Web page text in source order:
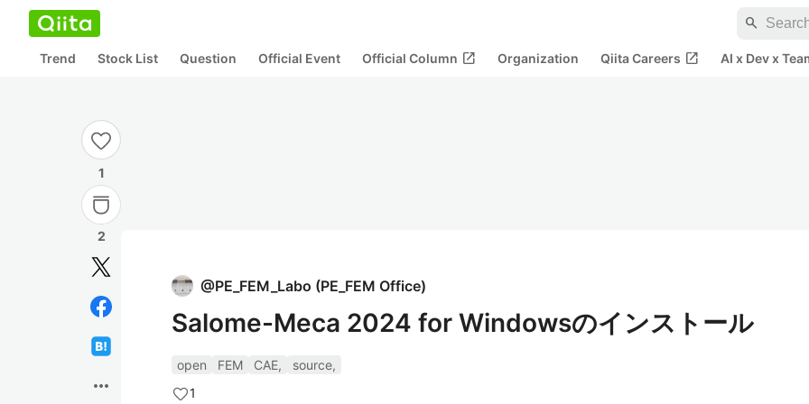
search
Trend Stock List Question Official Event Official Column open_in_new Organization Qiita Careers open_in_new AI x Dev x
1
2
more_horiz
@PE_FEM_Labo (PE_FEM Office)
Salome-Meca 2024 for Windowsのインストール
open FEM CAE,
source,
1